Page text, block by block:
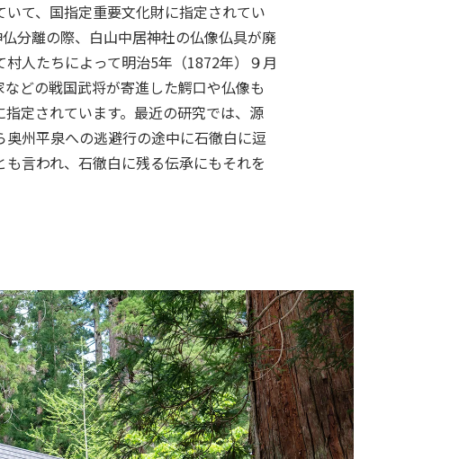
いて、国指定重要文化財に指定されてい
分離の際、白山中居神社の仏像仏具が廃
人たちによって明治5年（1872年）９月
どの戦国武将が寄進した鰐口や仏像も
定されています。最近の研究では、源
州平泉への逃避行の途中に石徹白に逗
言われ、石徹白に残る伝承にもそれを